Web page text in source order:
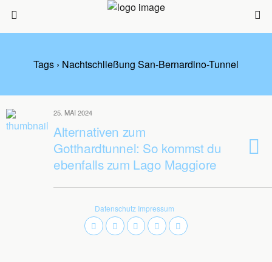
Tags › Nachtschließung San-Bernardino-Tunnel
25. MAI 2024
Alternativen zum
Gotthardtunnel: So kommst du
ebenfalls zum Lago Maggiore
Datenschutz Impressum